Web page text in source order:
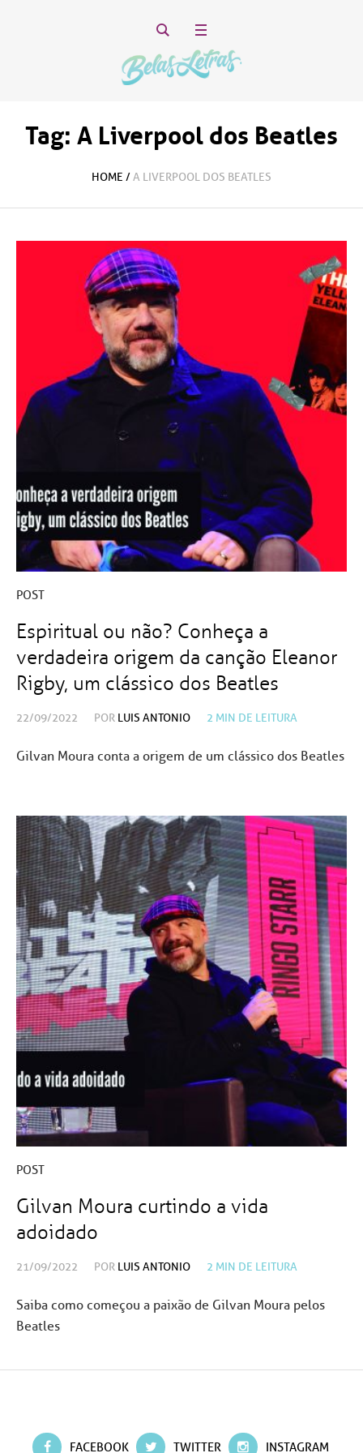
Tag: A Liverpool dos Beatles
HOME / A LIVERPOOL DOS BEATLES
POST
Espiritual ou não? Conheça a
verdadeira origem da canção Eleanor
Rigby, um clássico dos Beatles
22/09/2022 POR LUIS ANTONIO 2 MIN DE LEITURA
Gilvan Moura conta a origem de um clássico dos Beatles
POST
Gilvan Moura curtindo a vida
adoidado
21/09/2022 POR LUIS ANTONIO 2 MIN DE LEITURA
Saiba como começou a paixão de Gilvan Moura pelos
Beatles
FACEBOOK TWITTER INSTAGRAM